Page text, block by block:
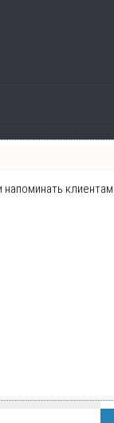
напоминать